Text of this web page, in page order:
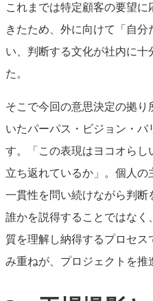
これまでは特定顧客の要望
きたため、外に向けて「自
い、判断する文化が社内に
た。
そこで今回の意思決定の拠
いたパーパス・ビジョン・
す。「この表現はヨコオらし
立ち返れているか」。個人
一貫性を問い続けながら判断
誰かを説得することではな
質を理解し納得するプロセ
み重ねが、プロジェクトを推